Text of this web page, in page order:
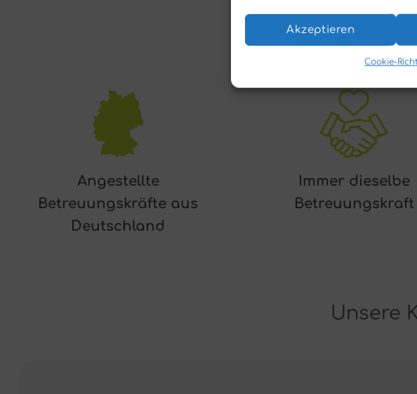
Akzeptieren
Cookie-
Angestellte
Betreuungskräfte aus
Deutschland
Immer dieselbe
Betreuungskraft
Unsere